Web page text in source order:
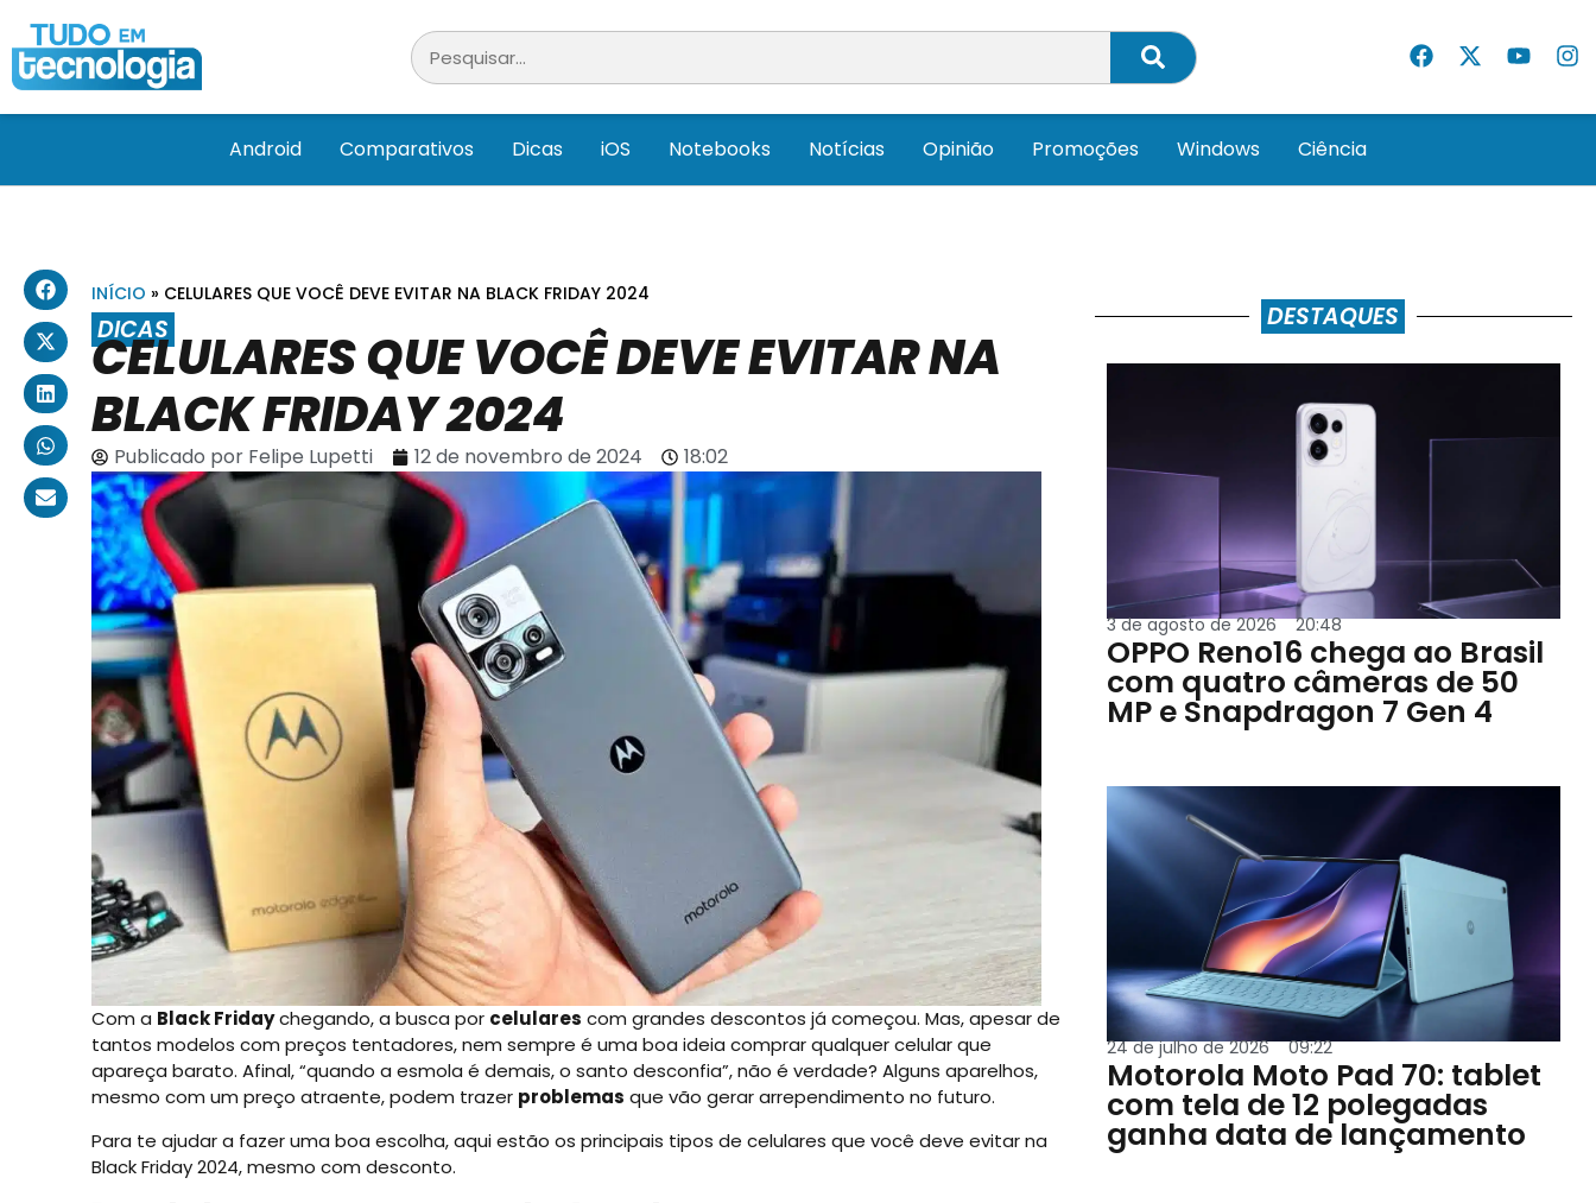
Android Comparativos Dicas iOS Notebooks Notícias Opinião Promoções Windows Ciência
INÍCIO » CELULARES QUE VOCÊ DEVE EVITAR NA BLACK FRIDAY 2024
DICAS
CELULARES QUE VOCÊ DEVE EVITAR NA
BLACK FRIDAY 2024
Publicado porFelipe Lupetti 12 de novembro de 2024 18:02
Com a Black Fridaychegando, a busca por celulares com grandes descontos já começou. Mas, apesar de
tantos modelos com preços tentadores, nem sempre é uma boa ideia comprar qualquer celular que
apareça barato. Afinal, “quando a esmola é demais, o santo desconfia”, não é verdade? Alguns aparelhos,
mesmo com um preço atraente, podem trazer problemas que vão gerar arrependimento no futuro.
Para te ajudar a fazer uma boa escolha, aqui estão os principais tipos de celulares que você deve evitar na
Black Friday 2024, mesmo com desconto.
DESTAQUES
3 de agosto de 2026 20:48
OPPO Reno16 chega ao Brasil
com quatro câmeras de 50
MP e Snapdragon 7 Gen 4
24 de julho de 2026 09:22
Motorola Moto Pad 70: tablet
com tela de 12 polegadas
ganha data de lançamento